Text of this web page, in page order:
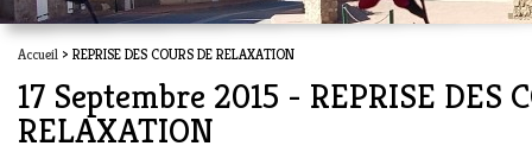
Accueil > REPRISE DES COURS DE RELAXATION
17 Septembre 2015 - REPRISE DES
RELAXATION